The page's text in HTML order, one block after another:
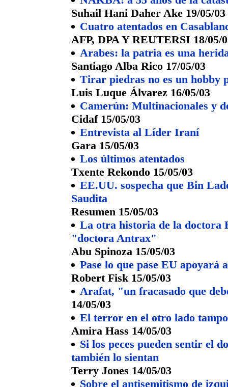
Suhail Hani Daher Ake 19/05/03
Cuatro atentados en
AFP, DPA Y REUTERSI 18/05/
Arabes: la patria es una
Santiago Alba Rico 17/05/03
Tirar piedras no es un hobby
Luis Luque Álvarez 16/05/03
Camerún: Multinacionales y
Cidaf 15/05/03
Entrevista al Líder Iraní
Gara 15/05/03
Los últimos atentados
Txente Rekondo 15/05/03
EE.UU. sospecha que Bin
Saudita
Resumen 15/05/03
La otra historia de la doctora
"doctora Antrax"
Abu Spinoza 15/05/03
Pase lo que pase EU apoyará
Robert Fisk 15/05/03
Arafat, "un fracasado que
14/05/03
El terror en el otro lado
Amira Hass 14/05/03
Si los peces pueden sentir el
también lo sientan
Terry Jones 14/05/03
Sobre el antisemitismo de